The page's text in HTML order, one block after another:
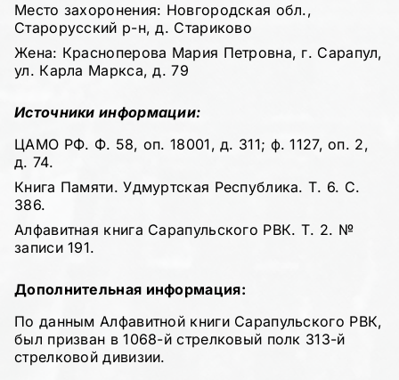
Место захоронения: Новгородская обл.,
Старорусский р-н, д. Стариково
Жена: Красноперова Мария Петровна, г. Сарапул,
ул. Карла Маркса, д. 79
Источники информации:
ЦАМО РФ. Ф. 58, оп. 18001, д. 311; ф. 1127, оп. 2,
д. 74.
Книга Памяти. Удмуртская Республика. Т. 6. С.
386.
Алфавитная книга Сарапульского РВК. Т. 2. №
записи 191.
Дополнительная информация:
По данным Алфавитной книги Сарапульского РВК,
был призван в 1068-й стрелковый полк 313-й
стрелковой дивизии.